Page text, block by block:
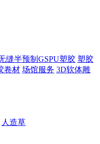
缝半预制GSPU塑胶 塑胶
卷材 场馆服务 3D软体雕
人造草